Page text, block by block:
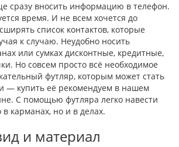
сразу вносить информацию в телефон.
время. И не всем хочется до
список контактов, которые
к случаю. Неудобно носить
или сумках дисконтные, кредитные,
Но совсем просто всё необходимое
футляр, которым может стать
— купить её рекомендуем в нашем
С помощью футляра легко навести
в карманах, но и в делах.
и материал